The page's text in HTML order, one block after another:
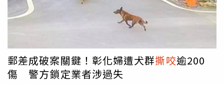
郵差成破案關鍵！彰化婦遭犬群撕咬逾200
傷 警方鎖定業者涉過失